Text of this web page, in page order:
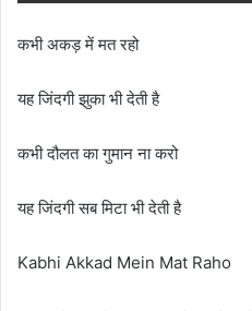
कभी अकड़ में मत रहो
यह जिंदगी झुका भी देती है
कभी दौलत का गुमान ना करो
यह जिंदगी सब मिटा भी देती है
Kabhi Akkad Mein Mat Raho